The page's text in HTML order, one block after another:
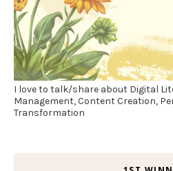
I love to talk/share about Digital
Management, Content Creation,
Transformation